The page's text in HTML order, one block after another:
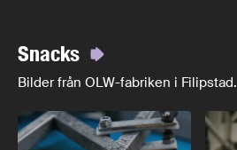
Snacks
Bilder från OLW-fabriken i Filipstad.